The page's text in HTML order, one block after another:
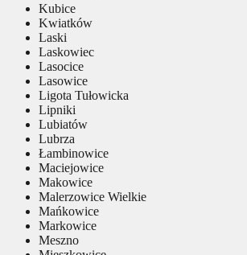
Kubice
Kwiatków
Laski
Laskowiec
Lasocice
Lasowice
Ligota Tułowicka
Lipniki
Lubiatów
Lubrza
Łambinowice
Maciejowice
Makowice
Malerzowice Wielkie
Mańkowice
Markowice
Meszno